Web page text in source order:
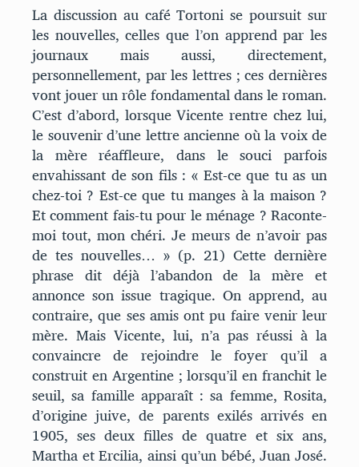
La discussion au café Tortoni se poursuit sur
les nouvelles, celles que l’on apprend par les
journaux mais aussi, directement,
personnellement, par les lettres ; ces dernières
vont jouer un rôle fondamental dans le roman.
C’est d’abord, lorsque Vicente rentre chez lui,
le souvenir d’une lettre ancienne où la voix de
la mère réaffleure, dans le souci parfois
envahissant de son fils : « Est-ce que tu as un
chez-toi ? Est-ce que tu manges à la maison ?
Et comment fais-tu pour le ménage ? Raconte-
moi tout, mon chéri. Je meurs de n’avoir pas
de tes nouvelles… » (p. 21) Cette dernière
phrase dit déjà l’abandon de la mère et
annonce son issue tragique. On apprend, au
contraire, que ses amis ont pu faire venir leur
mère. Mais Vicente, lui, n’a pas réussi à la
convaincre de rejoindre le foyer qu’il a
construit en Argentine ; lorsqu’il en franchit le
seuil, sa famille apparaît : sa femme, Rosita,
d’origine juive, de parents exilés arrivés en
1905, ses deux filles de quatre et six ans,
Martha et Ercilia, ainsi qu’un bébé, Juan José.